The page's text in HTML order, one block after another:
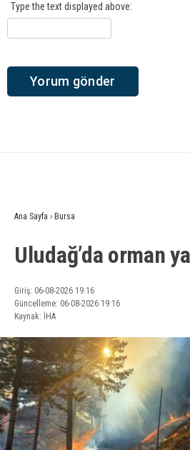
Type the text displayed above:
Ana Sayfa › Bursa
Uludağ’da orman
Giriş: 06-08-2026 19:16
Güncelleme: 06-08-2026 19:16
Kaynak: İHA